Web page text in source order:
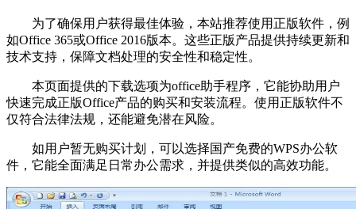
为了确保用户获得最佳体验，本站推荐使用正版软件，例
如Office 365或Office 2016版本。这些正版产品提供持续更新和
技术支持，保障文档处理的安全性和稳定性。
本页面提供的下载选项为office助手程序，它能协助用户
快速完成正版Office产品的购买和安装流程。使用正版软件不
仅符合法律法规，还能避免潜在风险。
如用户暂无购买计划，可以选择国产免费的WPS办公软
件，它能全面满足日常办公需求，并提供类似的高效功能。